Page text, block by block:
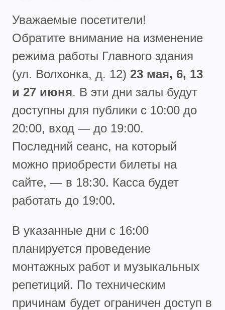
Уважаемые посетители!
Обратите внимание на изменение
режима работы Главного здания
(ул. Волхонка, д. 12) 23 мая, 6, 13
и 27 июня. В эти дни залы будут
доступны для публики с 10:00 до
20:00, вход — до 19:00.
Последний сеанс, на который
можно приобрести билеты на
сайте, — в 18:30. Касса будет
работать до 19:00.
В указанные дни с 16:00
планируется проведение
монтажных работ и музыкальных
репетиций. По техническим
причинам будет ограничен доступ в